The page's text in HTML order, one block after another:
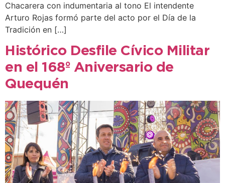
Chacarera con indumentaria al tono El intendente
Arturo Rojas formó parte del acto por el Día de la
Tradición en […]
Histórico Desfile Cívico Militar
en el 168º Aniversario de
Quequén